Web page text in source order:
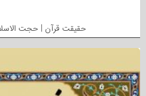
حقیقت قرآن | حجت